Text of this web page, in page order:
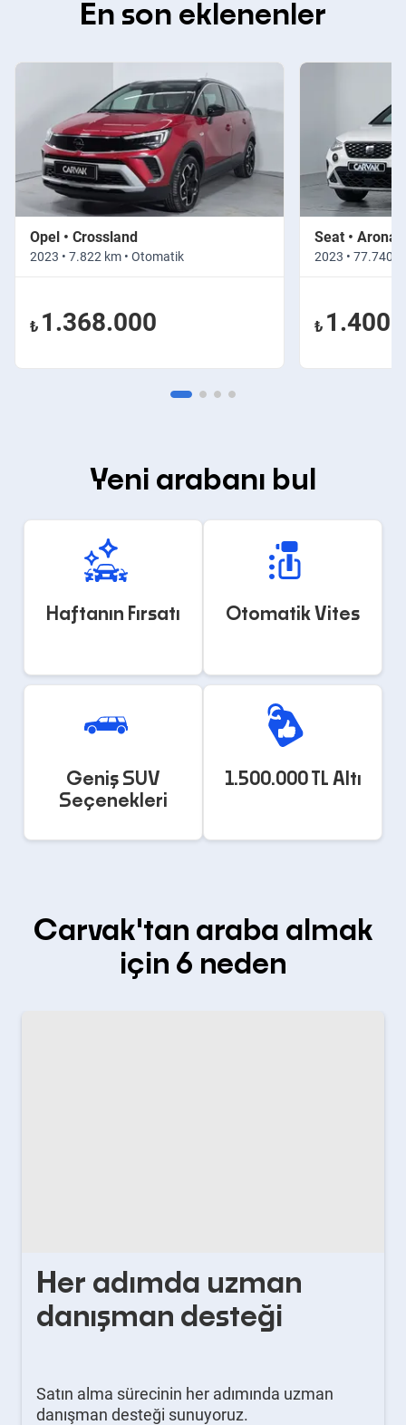
En son eklenenler
Opel • Crossland
2023 • 7.822 km • Otomatik
₺ 1.368.000
Seat • Arona
2023 • 77.740
₺
Yeni arabanı bul
Haftanın Fırsatı Otomatik Vites
Geniş SUV
Seçenekleri
1.500.000 TL Altı
Carvak'tan araba almak
için 6 neden
Her adımda uzman
danışman desteği
Satın alma sürecinin her adımında uzman
danışman desteği sunuyoruz.